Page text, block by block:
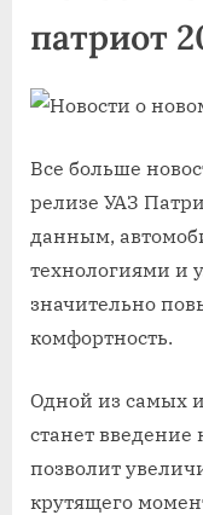
патриот
Все больше
релизе УАЗ
данным,
технологиями и
значительно
комфортность.
Одной из самых
станет введение
позволит
крутящего